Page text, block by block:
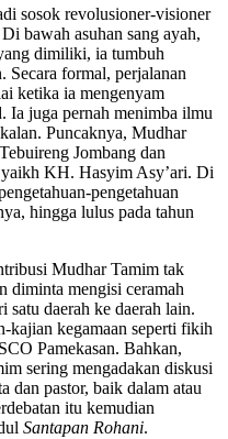
sosok revolusioner-visioner
bawah asuhan sang ayah,
dimiliki, ia tumbuh
Secara formal, perjalanan
ketika ia mengenyam
Ia juga pernah menimba ilmu
Puncaknya, Mudhar
Jombang dan
KH. Hasyim Asy’ari. Di
pengetahuan
hingga lulus pada tahun
Mudhar Tamim tak
diminta mengisi ceramah
satu daerah ke daerah lain.
kajian kegamaan seperti fikih
Pamekasan. Bahkan,
sering mengadakan diskusi
dan pastor, baik dalam atau
itu kemudian
Santapan Rohani.